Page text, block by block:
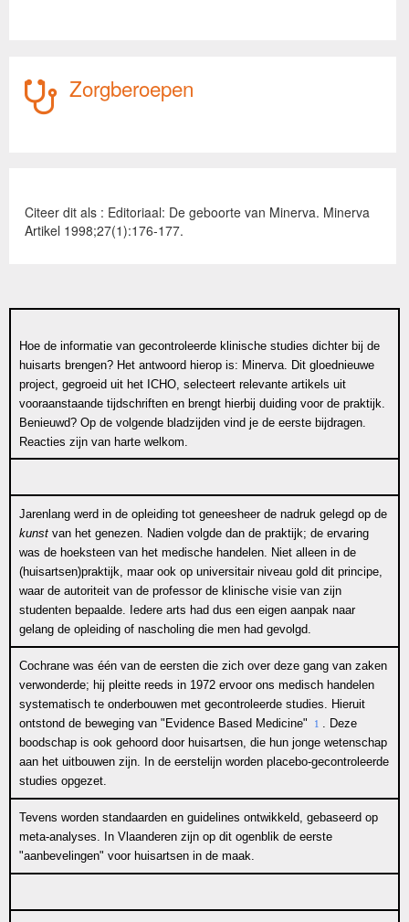
Zorgberoepen
Citeer dit als : Editoriaal: De geboorte van Minerva. Minerva
Artikel 1998;27(1):176-177.
Hoe de informatie van gecontroleerde klinische studies dichter bij de
huisarts brengen? Het antwoord hierop is: Minerva. Dit gloednieuwe
project, gegroeid uit het ICHO, selecteert relevante artikels uit
vooraanstaande tijdschriften en brengt hierbij duiding voor de praktijk.
Benieuwd? Op de volgende bladzijden vind je de eerste bijdragen.
Reacties zijn van harte welkom.
Jarenlang werd in de opleiding tot geneesheer de nadruk gelegd op de
kunstvan het genezen. Nadien volgde dan de praktijk; de ervaring
was de hoeksteen van het medische handelen. Niet alleen in de
(huisartsen)praktijk, maar ook op universitair niveau gold dit principe,
waar de autoriteit van de professor de klinische visie van zijn
studenten bepaalde. Iedere arts had dus een eigen aanpak naar
gelang de opleiding of nascholing die men had gevolgd.
Cochrane was één van de eersten die zich over deze gang van zaken
verwonderde; hij pleitte reeds in 1972 ervoor ons medisch handelen
systematisch te onderbouwen met gecontroleerde studies. Hieruit
ontstond de beweging van "Evidence Based Medicine"
1 . Deze
boodschap is ook gehoord door huisartsen, die hun jonge wetenschap
aan het uitbouwen zijn. In de eerstelijn worden placebo-gecontroleerde
studies opgezet.
Tevens worden standaarden en guidelines ontwikkeld, gebaseerd op
meta-analyses. In Vlaanderen zijn op dit ogenblik de eerste
"aanbevelingen" voor huisartsen in de maak.